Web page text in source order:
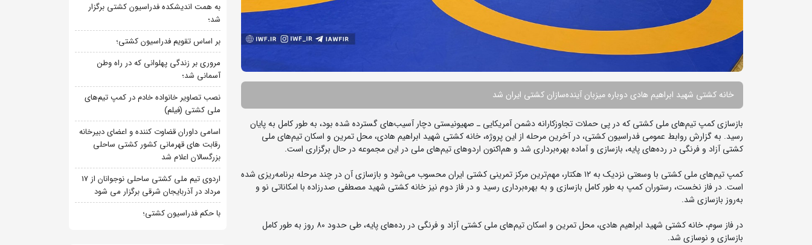
خانه کشتی شهید ابراهیم هادی دوباره میزبان آینده‌سازان کشتی ایران شد
بازسازی کمپ تیم‌های ملی کشتی که در پی حملات تجاوزکارانه دشمن آمریکایی ـ صهیونیستی دچار آسیب‌های گسترده شده بود، به طور کامل به پایان
رسید. به گزارش روابط عمومی فدراسیون کشتی، در آخرین مرحله از این پروژه، خانه کشتی شهید ابراهیم هادی، محل تمرین و اسکان تیم‌های ملی
کشتی آزاد و فرنگی در رده‌های پایه، بازسازی و آماده بهره‌برداری شد و هم‌اکنون اردوهای تیم‌های ملی در این مجموعه در حال برگزاری است.
کمپ تیم‌های ملی کشتی با وسعتی نزدیک به ۱۲ هکتار، مهم‌ترین مرکز تمرینی کشتی ایران محسوب می‌شود و بازسازی آن در چند مرحله برنامه‌ریزی شده
است. در فاز نخست، رستوران کمپ به طور کامل بازسازی و به بهره‌برداری رسید و در فاز دوم نیز خانه کشتی شهید مصطفی صدرزاده با امکاناتی نو و
به‌روز بازسازی شد.
در فاز سوم، خانه کشتی شهید ابراهیم هادی، محل تمرین و اسکان تیم‌های ملی کشتی آزاد و فرنگی در رده‌های پایه، طی حدود ۸۰ روز به طور کامل
بازسازی و نوسازی شد.
به همت اندیشکده فدراسیون کشتی برگزار
شد؛
بر اساس تقویم فدراسیون کشتی؛
مروری بر زندگی پهلوانی که در راه وطن
آسمانی شد؛
نصب تصاویر خانواده خادم در کمپ تیم‌های
ملی کشتی (فیلم)
اسامی داوران قضاوت کننده و اعضای دبیرخانه
رقابت های قهرمانی کشور کشتی ساحلی
بزرگسالان اعلام شد
اردوی تیم ملی کشتی ساحلی نوجوانان از 17
مرداد در آذربایجان شرقی برگزار می شود
با حکم فدراسیون کشتی؛